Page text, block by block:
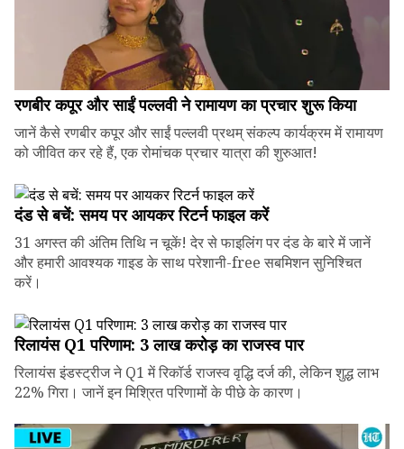
रणबीर कपूर और साईं पल्लवी ने रामायण का प्रचार शुरू किया
जानें कैसे रणबीर कपूर और साईं पल्लवी प्रथम् संकल्प कार्यक्रम में रामायण
को जीवित कर रहे हैं, एक रोमांचक प्रचार यात्रा की शुरुआत!
दंड से बचें: समय पर आयकर रिटर्न फाइल करें
31 अगस्त की अंतिम तिथि न चूकें! देर से फाइलिंग पर दंड के बारे में जानें
और हमारी आवश्यक गाइड के साथ परेशानी-free सबमिशन सुनिश्चित
करें।
रिलायंस Q1 परिणाम: ₹3 लाख करोड़ का राजस्व पार
रिलायंस इंडस्ट्रीज ने Q1 में रिकॉर्ड राजस्व वृद्धि दर्ज की, लेकिन शुद्ध लाभ
22% गिरा। जानें इन मिश्रित परिणामों के पीछे के कारण।